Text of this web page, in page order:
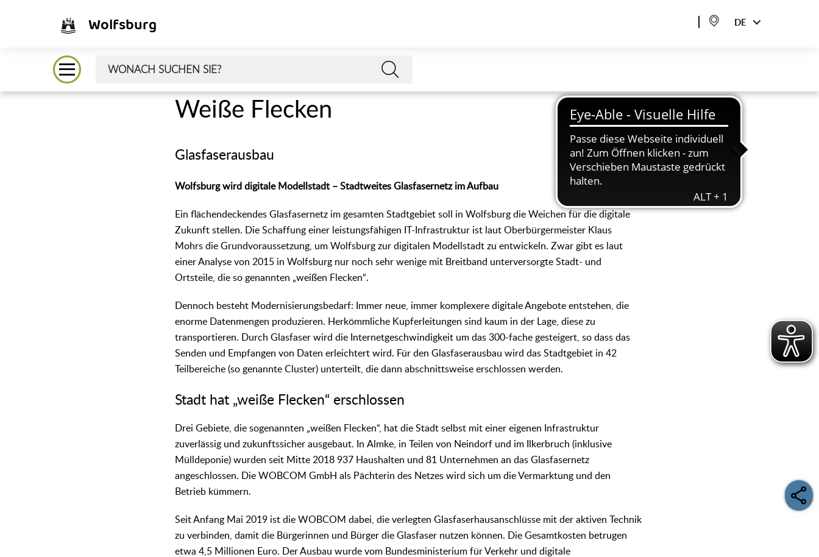
Wolfsburg DE
Weiße Flecken
Glasfaserausbau
Wolfsburg wird digitale Modellstadt – Stadtweites Glasfasernetz im Aufbau
Ein flächendeckendes Glasfasernetz im gesamten Stadtgebiet soll in Wolfsburg die Weichen für die digitale
Zukunft stellen. Die Schaffung einer leistungsfähigen IT-Infrastruktur ist laut Oberbürgermeister Klaus
Mohrs die Grundvoraussetzung, um Wolfsburg zur digitalen Modellstadt zu entwickeln. Zwar gibt es laut
einer Analyse von 2015 in Wolfsburg nur noch sehr wenige mit Breitband unterversorgte Stadt- und
Ortsteile, die so genannten „weißen Flecken“.
Dennoch besteht Modernisierungsbedarf: Immer neue, immer komplexere digitale Angebote entstehen, die
enorme Datenmengen produzieren. Herkömmliche Kupferleitungen sind kaum in der Lage, diese zu
transportieren. Durch Glasfaser wird die Internetgeschwindigkeit um das 300-fache gesteigert, so dass das
Senden und Empfangen von Daten erleichtert wird. Für den Glasfaserausbau wird das Stadtgebiet in 42
Teilbereiche (so genannte Cluster) unterteilt, die dann abschnittsweise erschlossen werden.
Stadt hat „weiße Flecken“ erschlossen
Drei Gebiete, die sogenannten „weißen Flecken“, hat die Stadt selbst mit einer eigenen Infrastruktur
zuverlässig und zukunftssicher ausgebaut. In Almke, in Teilen von Neindorf und im Ilkerbruch (inklusive
Mülldeponie) wurden seit Mitte 2018 937 Haushalten und 81 Unternehmen an das Glasfasernetz
angeschlossen. Die WOBCOM GmbH als Pächterin des Netzes wird sich um die Vermarktung und den
Betrieb kümmern.
Seit Anfang Mai 2019 ist die WOBCOM dabei, die verlegten Glasfaserhausanschlüsse mit der aktiven Technik
zu verbinden, damit die Bürgerinnen und Bürger die Glasfaser nutzen können. Die Gesamtkosten betrugen
etwa 4,5 Millionen Euro. Der Ausbau wurde vom Bundesministerium für Verkehr und digitale